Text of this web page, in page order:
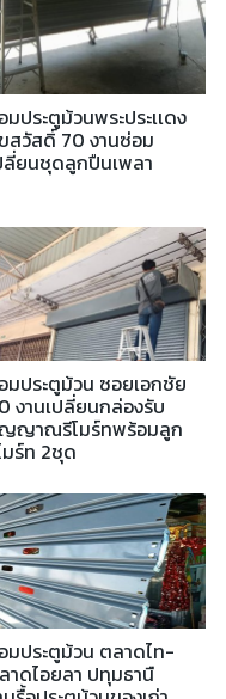
มประตูม้วนพระประเเดง
สวัสดิ์ 70 งานซ่อม
ลี่ยนชุดลูกปืนเพลา
มประตูม้วน ซอยเอกชัย
งานเปลี่ยนกล่องรับ
ญาณรีโมร์ทพร้อมลูก
มร์ท 2ชุด
มประตูม้วน ตลาดไท-
าดไอยลา ปทุมธานื